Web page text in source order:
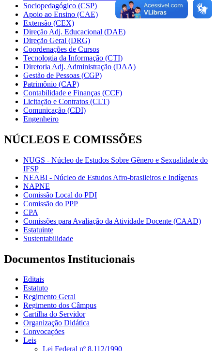
Sociopedagógico (CSP)
Apoio ao Ensino (CAE)
Extensão (CEX)
Direção Adj. Educacional (DAE)
Direção Geral (DRG)
Coordenações de Cursos
Tecnologia da Informação (CTI)
Diretoria Adj. Administração (DAA)
Gestão de Pessoas (CGP)
Patrimônio (CAP)
Contabilidade e Finanças (CCF)
Licitação e Contratos (CLT)
Comunicação (CDI)
Engenheiro
NÚCLEOS E COMISSÕES
NUGS - Núcleo de Estudos Sobre Gênero e Sexualidade do
IFSP
NEABI - Núcleo de Estudos Afro-brasileiros e Indígenas
NAPNE
Comissão Local do PDI
Comissão do PPP
CPA
Comissões para Avaliação da Atividade Docente (CAAD)
Estatuinte
Sustentabilidade
Documentos Institucionais
Editais
Estatuto
Regimento Geral
Regimento dos Câmpus
Cartilha do Servidor
Organização Didática
Convocações
Leis
Lei Federal nº 8.112/1990